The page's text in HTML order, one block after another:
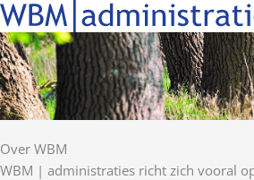
Over WBM
WBM | administraties richt zich vooral